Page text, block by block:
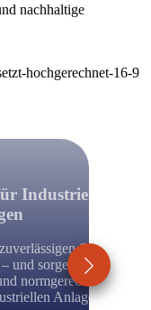
nachhaltige
Industrielle
Schutz –
und sorgen für eine
normgerechte
Anlagen.